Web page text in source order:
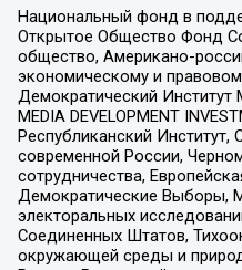
Национальный фонд в
Открытое Общество Фонд
общество, Американо-
экономическому и
Демократический
MEDIA DEVELOPMENT
Республиканский Институт,
современной России,
сотрудничества,
Демократические Выборы,
электоральных
Соединенных Штатов,
окружающей среды и